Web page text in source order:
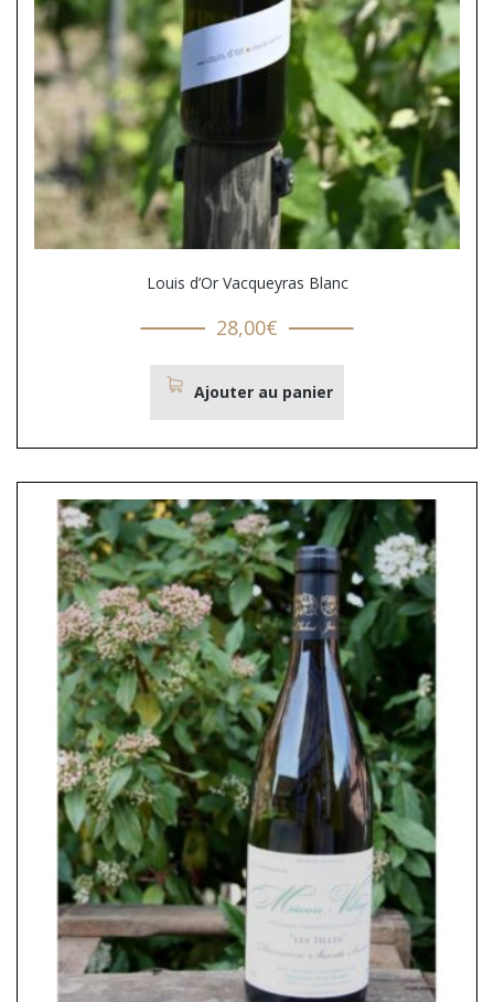
Louis d’Or Vacqueyras Blanc
28,00€
Ajouter au panier